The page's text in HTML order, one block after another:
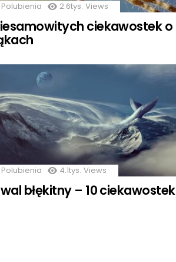
Polubienia 2.6tys. Views
ciekawostek o
Polubienia 4.1tys. Views
błękitny – 10 ciekawostek